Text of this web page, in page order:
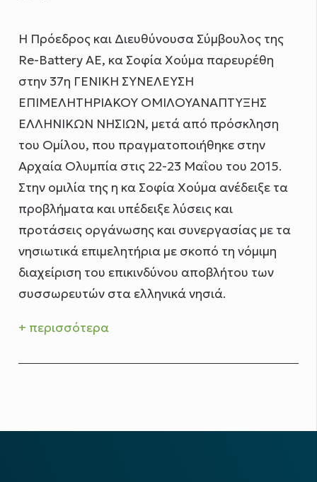
Η Πρόεδρος και Διευθύνουσα Σύμβουλος της
Re-Battery AE, κα Σοφία Χούμα παρευρέθη
στην 37η ΓΕΝΙΚΗ ΣΥΝΕΛΕΥΣΗ
ΕΠΙΜΕΛΗΤΗΡΙΑΚΟΥ ΟΜΙΛΟΥΑΝΑΠΤΥΞΗΣ
ΕΛΛΗΝΙΚΩΝ ΝΗΣΙΩΝ, μετά από πρόσκληση
του Ομίλου, που πραγματοποιήθηκε στην
Αρχαία Ολυμπία στις 22-23 Μαΐου του 2015.
Στην ομιλία της η κα Σοφία Χούμα ανέδειξε τα
προβλήματα και υπέδειξε λύσεις και
προτάσεις οργάνωσης και συνεργασίας με τα
νησιωτικά επιμελητήρια με σκοπό τη νόμιμη
διαχείριση του επικινδύνου αποβλήτου των
συσσωρευτών στα ελληνικά νησιά.
+ περισσότερα